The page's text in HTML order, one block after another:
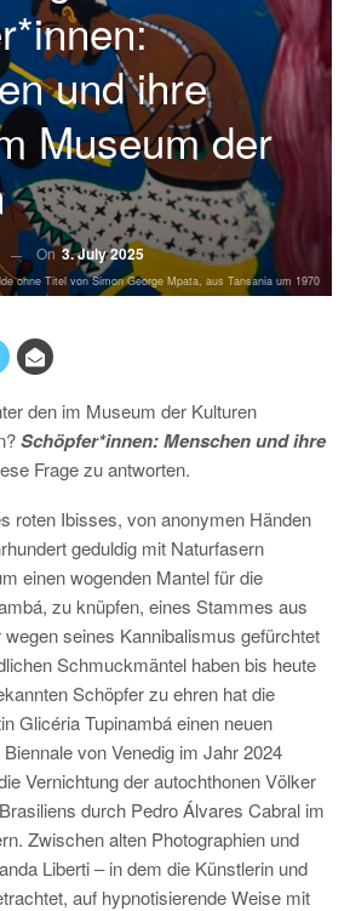
und ihre
Museum der
On3. July 2025
ohne Titel von Simon George Mpata, aus Tansania um 1970
den im Museum der Kulturen
Schöpfer*innen: Menschen und ihre
Frage zu antworten.
roten Ibisses, von anonymen Händen
geduldig mit Naturfasern
einen wogenden Mantel für die
zu knüpfen, eines Stammes aus
seines Kannibalismus gefürchtet
Schmuckmäntel haben bis heute
Schöpfer zu ehren hat die
Glicéria Tupinambá einen neuen
von Venedig im Jahr 2024
Vernichtung der autochthonen Völker
durch Pedro Álvares Cabral im
Zwischen alten Photographien und
Liberti – in dem die Künstlerin und
auf hypnotisierende Weise mit